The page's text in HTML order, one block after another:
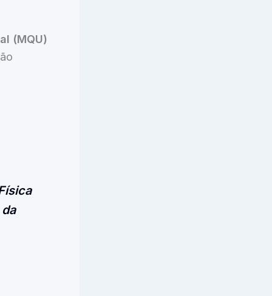
(MQU)